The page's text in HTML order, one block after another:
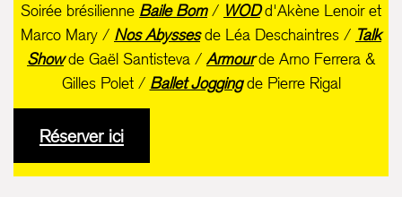
Soirée brésilienne Baile Bom/ WODd'Akène Lenoir et
Marco Mary / Nos Abysses de Léa Deschaintres / Talk
Show de Gaël Santisteva / Armour de Arno Ferrera &
Gilles Polet / Ballet Joggingde Pierre Rigal
Réserver ici